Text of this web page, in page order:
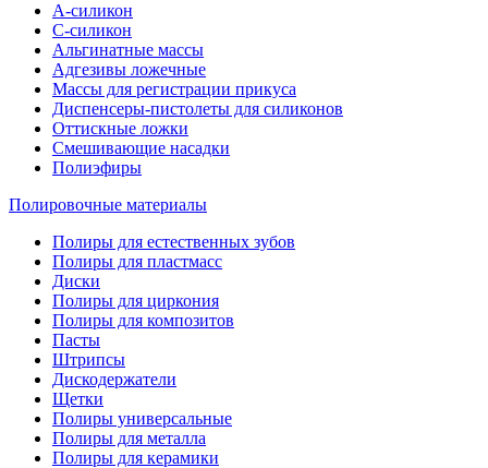
А-силикон
C-силикон
Альгинатные массы
Адгезивы ложечные
Массы для регистрации прикуса
Диспенсеры-пистолеты для силиконов
Оттискные ложки
Смешивающие насадки
Полиэфиры
Полировочные материалы
Полиры для естественных зубов
Полиры для пластмасс
Диски
Полиры для циркония
Полиры для композитов
Пасты
Штрипсы
Дискодержатели
Щетки
Полиры универсальные
Полиры для металла
Полиры для керамики